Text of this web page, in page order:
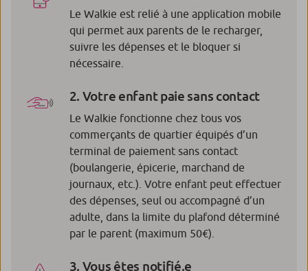
Le Walkie est relié à une application mobile
qui permet aux parents de le recharger,
suivre les dépenses et le bloquer si
nécessaire.
2. Votre enfant paie sans contact
Le Walkie fonctionne chez tous vos
commerçants de quartier équipés d’un
terminal de paiement sans contact
(boulangerie, épicerie, marchand de
journaux, etc.). Votre enfant peut effectuer
des dépenses, seul ou accompagné d’un
adulte, dans la limite du plafond déterminé
par le parent (maximum 50€).
3. Vous êtes notifié.e